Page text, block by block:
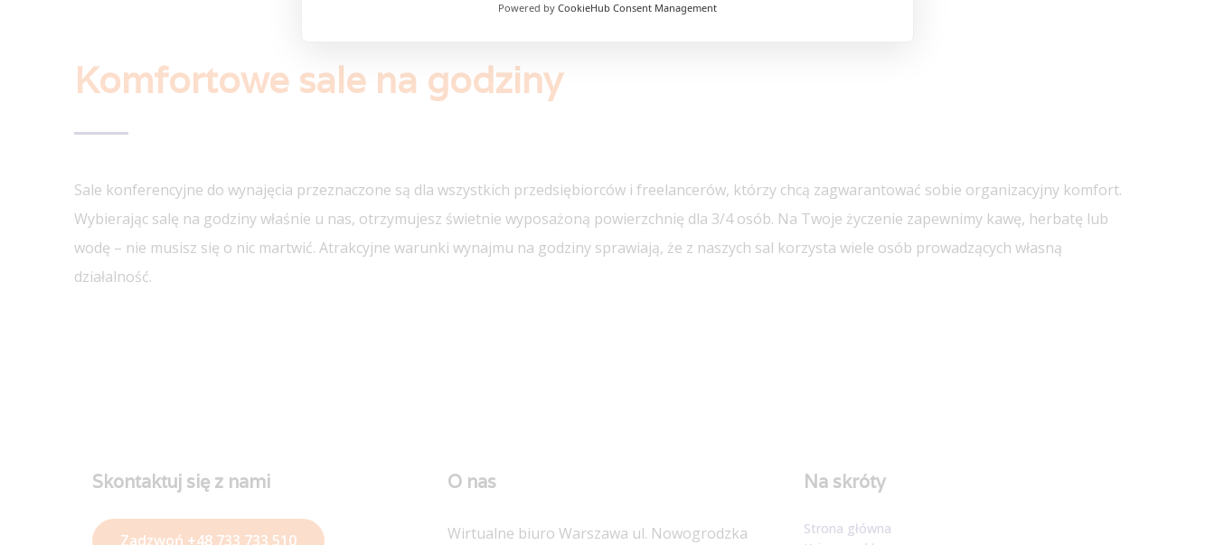
Powered by CookieHub Consent Management
Komfortowe sale na godziny
Sale konferencyjne do wynajęcia przeznaczone są dla wszystkich przedsiębiorców i freelancerów, którzy chcą zagwarantować sobie organizacyjny komfort.
Wybierając salę na godziny właśnie u nas, otrzymujesz świetnie wyposażoną powierzchnię dla 3/4 osób. Na Twoje życzenie zapewnimy kawę, herbatę lub
wodę – nie musisz się o nic martwić. Atrakcyjne warunki wynajmu na godziny sprawiają, że z naszych sal korzysta wiele osób prowadzących własną
działalność.
Skontaktuj się z nami
Zadzwoń +48 733 733 510
O nas
Wirtualne biuro Warszawa ul. Nowogrodzka
Na skróty
Strona główna